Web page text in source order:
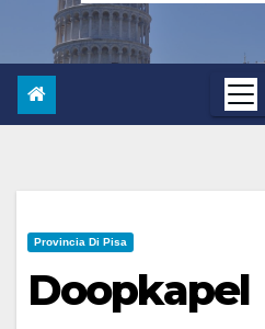
Provincia Di Pisa
Doopkapel